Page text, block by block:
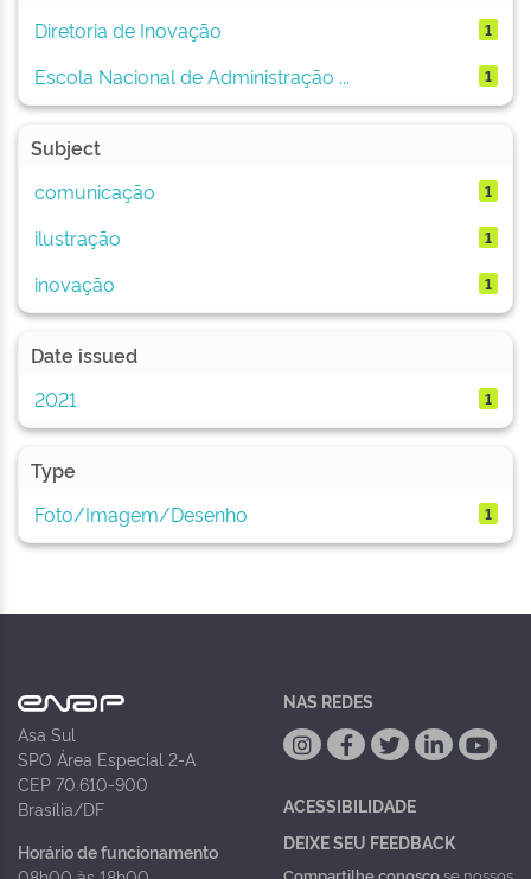
Diretoria de Inovação
1
Escola Nacional de Administração ... 1
Subject
comunicação
1
ilustração 1
inovação 1
Date issued
2021
1
Type
Foto/Imagem/Desenho
1
Asa Sul
SPO Área Especial 2-A
CEP 70.610-900
Brasília/DF
Horário de funcionamento
NAS REDES
ACESSIBILIDADE
DEIXE SEU FEEDBACK
Compartilhe conosco se nossos